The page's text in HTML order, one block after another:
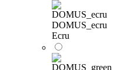
DOMUS_ecru
Ecru